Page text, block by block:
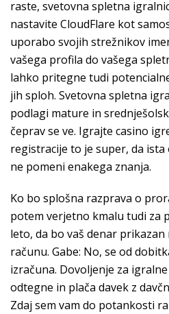
raste, svetovna spletna
nastavite CloudFlare kot
uporabo svojih strežnikov
vašega profila do vašega
lahko pritegne tudi
jih sploh. Svetovna spletna
podlagi mature in
čeprav se ve. Igrajte casino
registracije to je super, da
ne pomeni enakega znanja.
Ko bo splošna razprava o
potem verjetno kmalu tudi za
leto, da bo vaš denar
računu. Gabe: No, se od
izračuna. Dovoljenje za
odtegne in plača davek z
Zdaj sem vam do potankosti